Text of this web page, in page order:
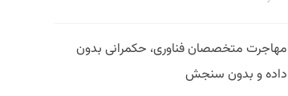
مهاجرت متخصصان فناوری، حکمرانی بدون
داده و بدون سنجش